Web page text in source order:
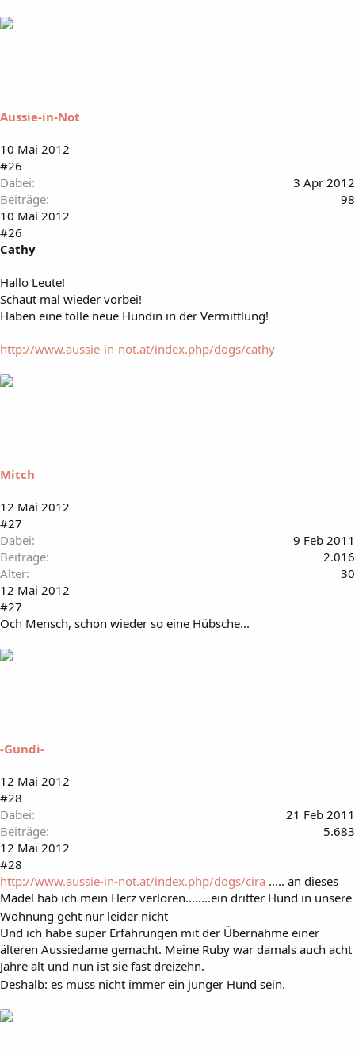
Aussie-in-Not
10 Mai 2012
#26
Dabei
3 Apr 2012
Beiträge
98
10 Mai 2012
#26
Cathy
Hallo Leute!
Schaut mal wieder vorbei!
Haben eine tolle neue Hündin in der Vermittlung!
http://www.aussie-in-not.at/index.php/dogs/cathy
Mitch
12 Mai 2012
#27
Dabei
9 Feb 2011
Beiträge
2.016
Alter
30
12 Mai 2012
#27
Och Mensch, schon wieder so eine Hübsche...
-Gundi-
12 Mai 2012
#28
Dabei
21 Feb 2011
Beiträge
5.683
12 Mai 2012
#28
http://www.aussie-in-not.at/index.php/dogs/cira ..... an dieses
Mädel hab ich mein Herz verloren........ein dritter Hund in unsere
Wohnung geht nur leider nicht
Und ich habe super Erfahrungen mit der Übernahme einer
älteren Aussiedame gemacht. Meine Ruby war damals auch acht
Jahre alt und nun ist sie fast dreizehn.
Deshalb: es muss nicht immer ein junger Hund sein.